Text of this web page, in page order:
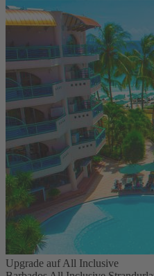
Upgrade auf All Inclusive